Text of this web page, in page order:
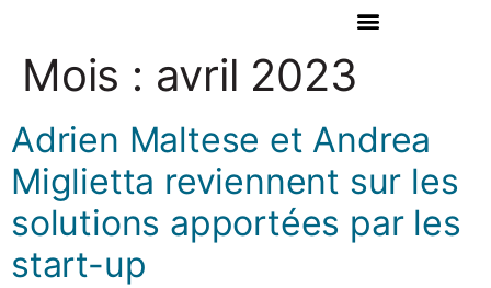
Mois : avril 2023
Adrien Maltese et Andrea
Miglietta reviennent sur les
solutions apportées par les
start-up